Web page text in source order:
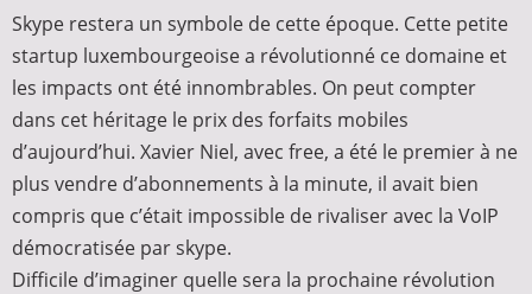
Skype restera un symbole de cette époque. Cette petite
startup luxembourgeoise a révolutionné ce domaine et
les impacts ont été innombrables. On peut compter
dans cet héritage le prix des forfaits mobiles
d’aujourd’hui. Xavier Niel, avec free, a été le premier à ne
plus vendre d’abonnements à la minute, il avait bien
compris que c’était impossible de rivaliser avec la VoIP
démocratisée par skype.
Difficile d’imaginer quelle sera la prochaine révolution